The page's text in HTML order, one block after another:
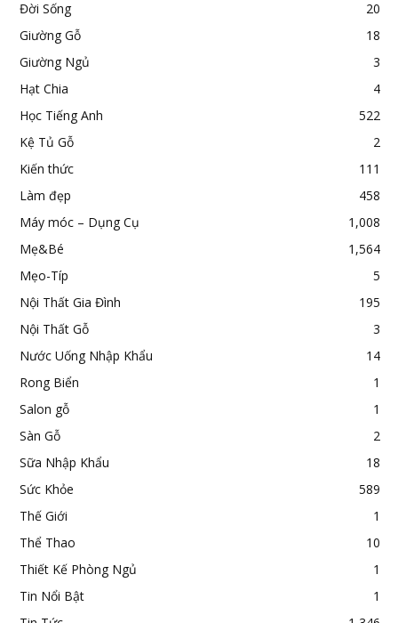
Đời Sống
20
Giường Gỗ
18
Giường Ngủ
3
Hạt Chia
4
Học Tiếng Anh
522
Kệ Tủ Gỗ
2
Kiến thức
111
Làm đẹp
458
Máy móc – Dụng Cụ
1,008
Mẹ&Bé
1,564
Mẹo-Típ
5
Nội Thất Gia Đình
195
Nội Thất Gỗ
3
Nước Uống Nhập Khẩu
14
Rong Biển
1
Salon gỗ
1
Sàn Gỗ
2
Sữa Nhập Khẩu
18
Sức Khỏe
589
Thế Giới
1
Thể Thao
10
Thiết Kế Phòng Ngủ
1
Tin Nổi Bật
1